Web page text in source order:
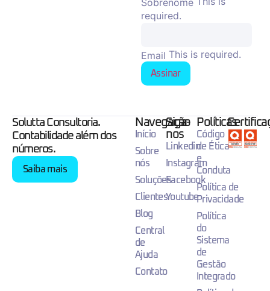
required.
Email This is required.
Assinar
Solutta Consultoria.
Contabilidade além dos
números.
Saiba mais
Navegação
Início
Sobre
nós
Soluções
Clientes
Blog
Central
de
Ajuda
Contato
Siga-
nos
Linkedin
Instagram
Facebook
Youtube
Políticas
Código
de Ética
e
Conduta
Política de
Privacidade
Política
do
Sistema
de
Gestão
Integrado